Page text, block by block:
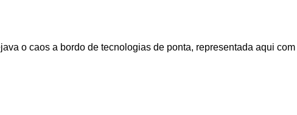
o caos a bordo de tecnologias de ponta, representada aqui com